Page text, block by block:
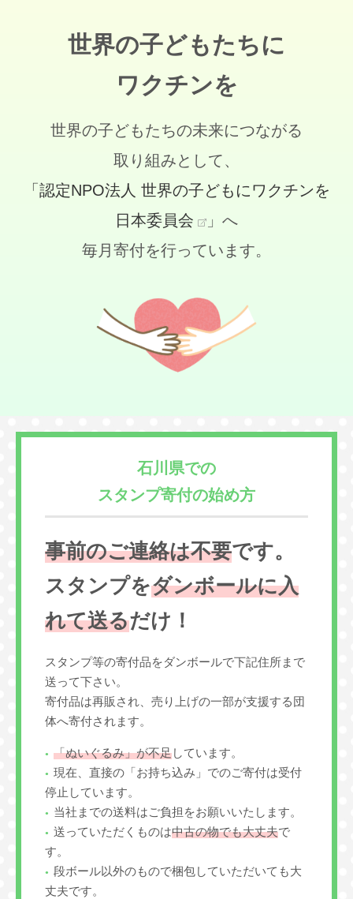
世界の子どもたちに
ワクチンを
世界の子どもたちの未来につながる
取り組みとして、
「認定NPO法人 世界の子どもにワクチンを
日本委員会
」へ
毎月寄付を行っています。
石川県での
スタンプ寄付の始め方
事前のご連絡は不要です。
スタンプをダンボールに入
れて送るだけ！
スタンプ等の寄付品をダンボールで下記住所まで
送って下さい。
寄付品は再販され、売り上げの一部が支援する団
体へ寄付されます。
「ぬいぐるみ」が不足しています。
現在、直接の「お持ち込み」でのご寄付は受付
停止しています。
当社までの送料はご負担をお願いいたします。
送っていただくものは中古の物でも大丈夫で
す。
段ボール以外のもので梱包していただいても大
丈夫です。